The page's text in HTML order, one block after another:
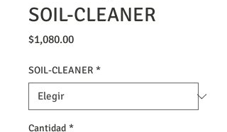
SOIL-CLEANER
$1,080.00Precio
SOIL-CLEANER *
Cantidad *